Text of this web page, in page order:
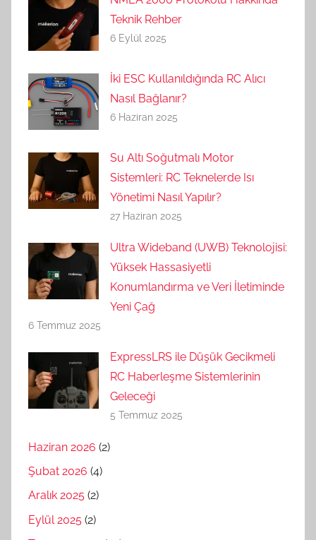
Teknik Rehber
6 Eylül 2025
İki ESC Kullanıldığında RC Alıcı
Nasıl Bağlanır?
6 Haziran 2025
Su Altı Soğutmalı Motor
Sistemleri: RC Teknelerde Isı
Yönetimi Nasıl Yapılır?
27 Haziran 2025
Ultra Wideband (UWB) Teknolojisi:
Yüksek Hassasiyetli
Konumlandırma ve Veri İletiminde
Yeni Çağ
6 Temmuz 2025
ExpressLRS ile Düşük Gecikmeli
RC Haberleşme Sistemlerinin
Geleceği
5 Temmuz 2025
Haziran 2026 (2)
Şubat 2026 (4)
Aralık 2025 (2)
Eylül 2025 (2)